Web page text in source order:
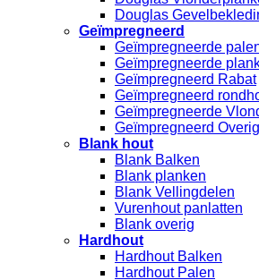
Douglas
Geïmpregneerd
Geïmpregneerde
Geïmpregneerde
Geïmpregneerd Rabat
Geïmpregneerd
Geïmpregneerde
Geïmpregneerd Overig
Blank hout
Blank Balken
Blank planken
Blank Vellingdelen
Vurenhout panlatten
Blank overig
Hardhout
Hardhout Balken
Hardhout Palen